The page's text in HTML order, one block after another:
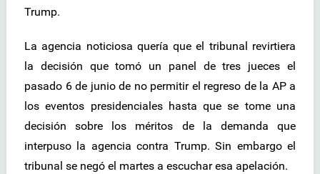
Trump.
La agencia noticiosa quería que el tribunal revirtiera
la decisión que tomó un panel de tres jueces el
pasado 6 de junio de no permitir el regreso de la AP a
los eventos presidenciales hasta que se tome una
decisión sobre los méritos de la demanda que
interpuso la agencia contra Trump. Sin embargo el
tribunal se negó el martes a escuchar esa apelación.